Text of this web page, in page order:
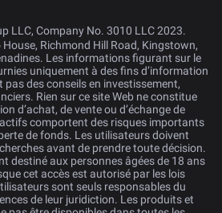
LLC, Company No. 3010 LLC 2023.
Richmond Hill Road, Kingstown,
Les informations figurant sur le
uniquement à des fins d’information
des conseils en investissement,
Rien sur ce site Web ne constitue
d’achat, de vente ou d’échange de
comportent des risques importants
de fonds. Les utilisateurs doivent
avant de prendre toute décision.
destiné aux personnes âgées de 18 ans
cet accès est autorisé par les lois
sont seuls responsables du
de leur juridiction. Les produits et